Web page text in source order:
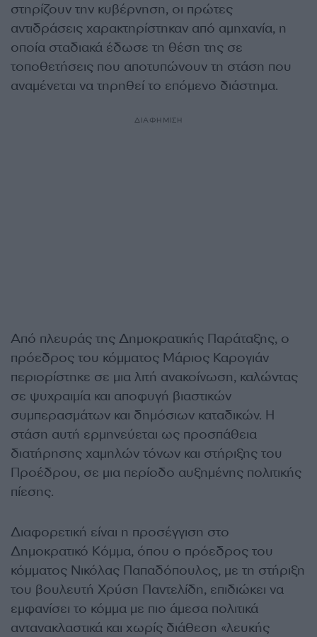
στηρίζουν την κυβέρνηση, οι πρώτες
αντιδράσεις χαρακτηρίστηκαν από αμηχανία, η
οποία σταδιακά έδωσε τη θέση της σε
τοποθετήσεις που αποτυπώνουν τη στάση που
αναμένεται να τηρηθεί το επόμενο διάστημα.
ΔΙΑΦΗΜΙΣΗ
Από πλευράς της Δημοκρατικής Παράταξης, ο
πρόεδρος του κόμματος Μάριος Καρογιάν
περιορίστηκε σε μια λιτή ανακοίνωση, καλώντας
σε ψυχραιμία και αποφυγή βιαστικών
συμπερασμάτων και δημόσιων καταδικών. Η
στάση αυτή ερμηνεύεται ως προσπάθεια
διατήρησης χαμηλών τόνων και στήριξης του
Προέδρου, σε μια περίοδο αυξημένης πολιτικής
πίεσης.
Διαφορετική είναι η προσέγγιση στο
Δημοκρατικό Κόμμα, όπου ο πρόεδρος του
κόμματος Νικόλας Παπαδόπουλος, με τη στήριξη
του βουλευτή Χρύση Παντελίδη, επιδιώκει να
εμφανίσει το κόμμα με πιο άμεσα πολιτικά
αντανακλαστικά και χωρίς διάθεση «λευκής